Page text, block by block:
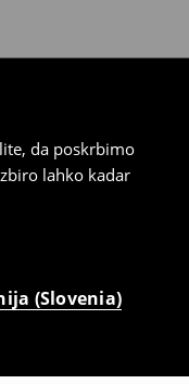
da poskrbimo
lahko kadar
(Slovenia)